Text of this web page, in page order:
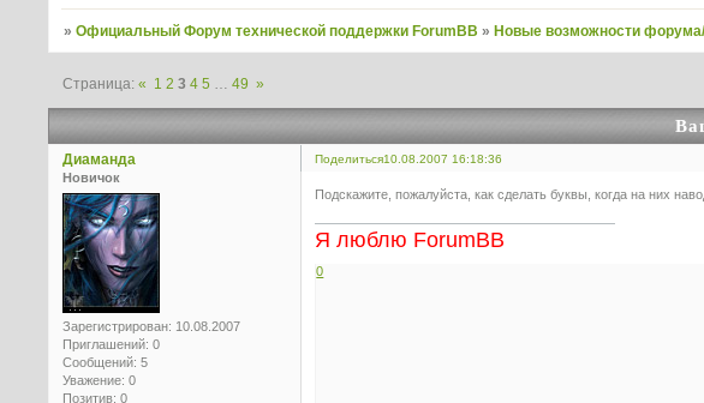
»Официальный Форум технической поддержки ForumBB »Новые возможности
Страница:« 1 2 3 4 5 … 49 »
Поделиться10.08.2007 16:18:36
Диаманда
Новичок
Зарегистрирован: 10.08.2007
Приглашений: 0
Сообщений: 5
Уважение: 0
Позитив: 0
Подскажите, пожалуйста, как сделать буквы, когда на них
Я люблю ForumBB
0